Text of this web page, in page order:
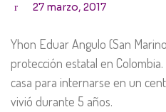
27 marzo, 2017
Yhon Eduar Angulo (San
protección estatal en
casa para internarse en un
vivió durante 5 años.